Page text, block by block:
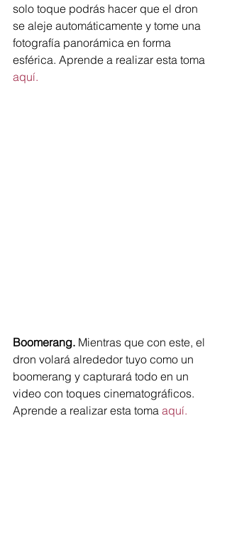
solo toque podrás hacer que el dron
se aleje automáticamente y tome una
fotografía panorámica en forma
esférica. Aprende a realizar esta toma
aquí.
Boomerang. Mientras que con este, el
dron volará alrededor tuyo como un
boomerang y capturará todo en un
video con toques cinematográficos.
Aprende a realizar esta toma aquí.